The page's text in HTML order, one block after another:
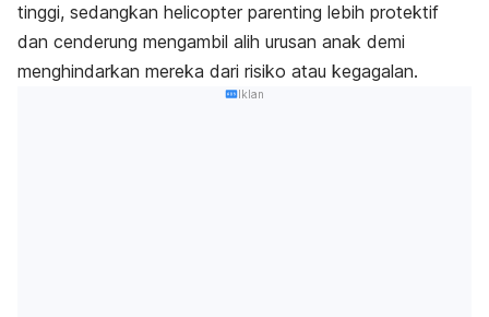
tinggi, sedangkan helicopter parenting lebih protektif
dan cenderung mengambil alih urusan anak demi
menghindarkan mereka dari risiko atau kegagalan.
Iklan